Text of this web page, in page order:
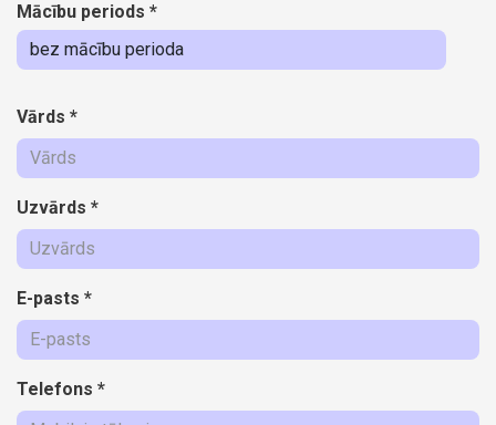
Mācību periods *
Vārds *
Uzvārds *
E-pasts *
Telefons *